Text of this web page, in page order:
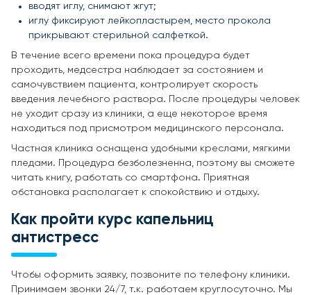
вводят иглу, снимают жгут;
иглу фиксируют лейкопластырем, место прокола
прикрывают стерильной салфеткой.
В течение всего времени пока процедура будет
проходить, медсестра наблюдает за состоянием и
самочувствием пациента, контролирует скорость
введения лечебного раствора. После процедуры человек
не уходит сразу из клиники, а еще некоторое время
находиться под присмотром медицинского персонала.
Частная клиника оснащена удобными креслами, мягкими
пледами. Процедура безболезненна, поэтому вы сможете
читать книгу, работать со смартфона. Приятная
обстановка располагает к спокойствию и отдыху.
Как пройти курс капельниц
антистресс
Чтобы оформить заявку, позвоните по телефону клиники.
Принимаем звонки 24/7, т.к. работаем круглосуточно. Мы